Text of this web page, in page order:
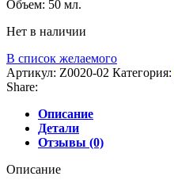
Объем: 50 мл.
Нет в наличии
В список желаемого
Артикул: Z0020-02 Категория:
Share:
Описание
Детали
Отзывы (0)
Описание